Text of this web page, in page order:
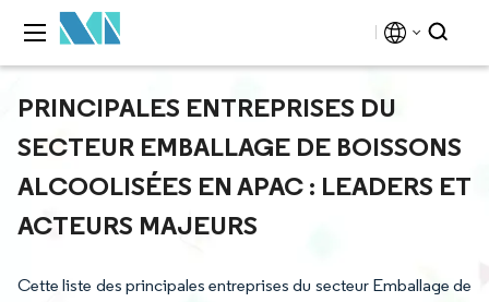
PRINCIPALES ENTREPRISES DU
SECTEUR EMBALLAGE DE BOISSONS
ALCOOLISÉES EN APAC : LEADERS ET
ACTEURS MAJEURS
Cette liste des principales entreprises du secteur Emballage de